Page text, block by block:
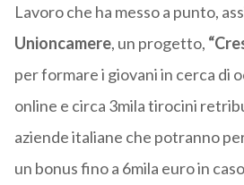
Lavoro che ha messo a punto,
Unioncamere, un progetto,
per formare i giovani in cerca di
online e circa 3mila tirocini
aziende italiane che potranno
un bonus fino a 6mila euro in